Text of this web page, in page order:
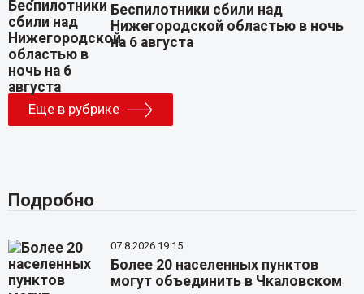
Беспилотники сбили над
Нижегородской областью в ночь
на 6 августа
Еще в рубрике
Подробно
07.8.2026 19:15
Более 20 населенных пунктов
могут объединить в Чкаловском